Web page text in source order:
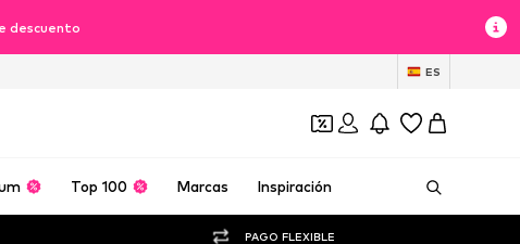
descuento
ES
Top 100 Marcas Inspiración
PAGO FLEXIBLE